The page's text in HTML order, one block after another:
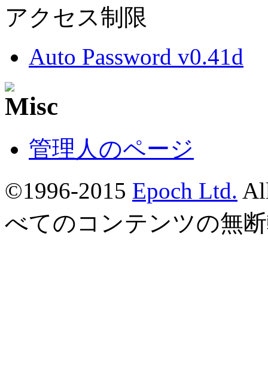
アクセス制限
Auto Password v0.41d
管理人のページ
©1996-2015 Epoch Ltd.
べてのコンテンツの無